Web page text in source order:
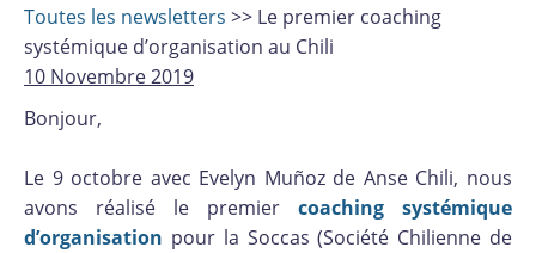
Toutes les newsletters >> Le premier coaching
systémique d’organisation au Chili
10 Novembre 2019
Bonjour,
Le 9 octobre avec Evelyn Muñoz de Anse Chili, nous
avons réalisé le premier coaching systémique
d’organisation pour la Soccas (Société Chilienne de